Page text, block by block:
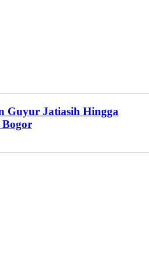
Guyur Jatiasih Hingga